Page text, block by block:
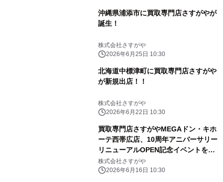
沖縄県浦添市に買取専門店さすがやが
誕生！
株式会社さすがや
2026年6月25日 10:30
北海道中標津町に買取専門店さすがや
が新規出店！！
株式会社さすがや
2026年6月22日 10:30
買取専門店さすがやMEGAドン・キホ
ーテ西帯広店、10周年アニバーサリー
リニューアルOPEN記念イベントを開
催
株式会社さすがや
2026年6月16日 10:30